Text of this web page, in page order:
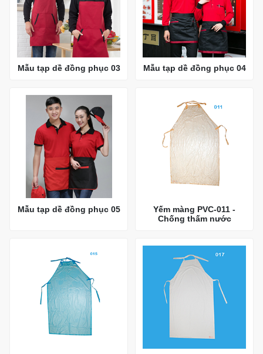
Mẫu tạp dề đồng phục 03 Mẫu tạp dề đồng phục 04
Mẫu tạp dề đồng phục 05
Yếm màng PVC-011 -
Chống thấm nước